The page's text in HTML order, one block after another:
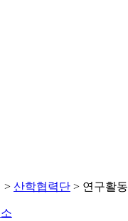
> 산학협력단 > 연구활동